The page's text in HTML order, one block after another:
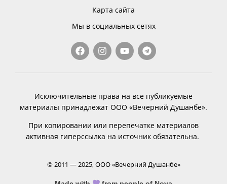
Карта сайта
Мы в социальных сетях
Исключительные права на все публикуемые
материалы принадлежат ООО «Вечерний Душанбе».
При копировании или перепечатке материалов
активная гиперссылка на источник обязательна.
© 2011 — 2025, ООО «Вечерний Душанбе»